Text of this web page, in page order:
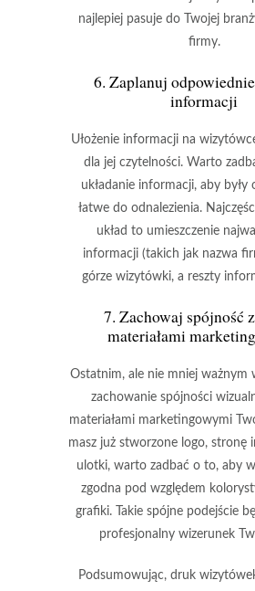
najlepiej pasuje do Twojej
firmy.
6. Zaplanuj
informacji
Ułożenie informacji na
dla jej czytelności. Warto
układanie informacji, aby były
łatwe do odnalezienia.
układ to umieszczenie
informacji (takich jak nazwa
górze wizytówki, a reszty
7. Zachowaj spójność
materiałami
Ostatnim, ale nie mniej ważnym
zachowanie spójności
materiałami marketingowymi
masz już stworzone logo, stronę
ulotki, warto zadbać o to, aby
zgodna pod względem
grafiki. Takie spójne podejście
profesjonalny wizerunek
Podsumowując, druk